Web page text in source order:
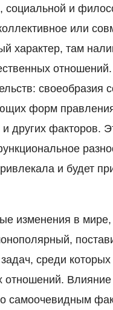
социальной и
или
характер, там
своеобразия
форм
и других факторов.
и будет
изменения в
среди
отношений.
самоочевидным